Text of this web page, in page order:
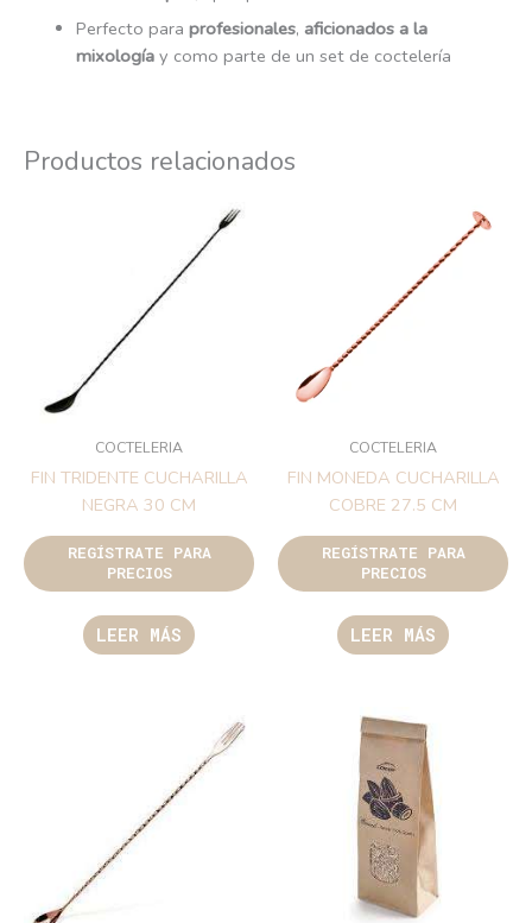
Perfecto para profesionales, aficionados a la
mixologíay como parte de un set de coctelería
Productos relacionados
COCTELERIA
FIN TRIDENTE CUCHARILLA
NEGRA 30 CM
REGÍSTRATE PARA
PRECIOS
LEER MÁS
COCTELERIA
FIN MONEDA CUCHARILLA
COBRE 27.5 CM
REGÍSTRATE PARA
PRECIOS
LEER MÁS